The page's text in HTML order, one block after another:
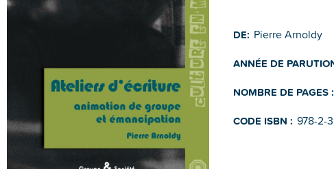
DE: Pierre Arnoldy​
ANNÉE DE
NOMBRE DE PAGES :
CODE ISBN : 978-2-